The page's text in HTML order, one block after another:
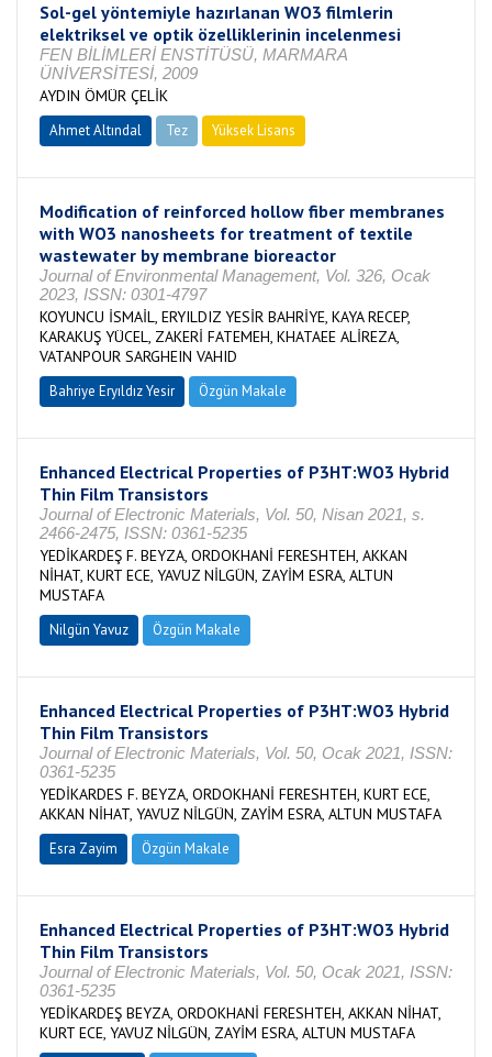
Sol-gel yöntemiyle hazırlanan WO3 filmlerin
elektriksel ve optik özelliklerinin incelenmesi
FEN BİLİMLERİ ENSTİTÜSÜ, MARMARA
ÜNİVERSİTESİ, 2009
AYDIN ÖMÜR ÇELİK
Ahmet Altındal Tez Yüksek Lisans
Modification of reinforced hollow fiber membranes
with WO3 nanosheets for treatment of textile
wastewater by membrane bioreactor
Journal of Environmental Management, Vol. 326, Ocak
2023, ISSN: 0301-4797
KOYUNCU İSMAİL, ERYILDIZ YESİR BAHRİYE, KAYA RECEP,
KARAKUŞ YÜCEL, ZAKERİ FATEMEH, KHATAEE ALİREZA,
VATANPOUR SARGHEIN VAHID
Bahriye Eryıldız Yesir Özgün Makale
Enhanced Electrical Properties of P3HT:WO3 Hybrid
Thin Film Transistors
Journal of Electronic Materials, Vol. 50, Nisan 2021, s.
2466-2475, ISSN: 0361-5235
YEDİKARDEŞ F. BEYZA, ORDOKHANİ FERESHTEH, AKKAN
NİHAT, KURT ECE, YAVUZ NİLGÜN, ZAYİM ESRA, ALTUN
MUSTAFA
Nilgün Yavuz Özgün Makale
Enhanced Electrical Properties of P3HT:WO3 Hybrid
Thin Film Transistors
Journal of Electronic Materials, Vol. 50, Ocak 2021, ISSN:
0361-5235
YEDİKARDES F. BEYZA, ORDOKHANİ FERESHTEH, KURT ECE,
AKKAN NİHAT, YAVUZ NİLGÜN, ZAYİM ESRA, ALTUN MUSTAFA
Esra Zayim Özgün Makale
Enhanced Electrical Properties of P3HT:WO3 Hybrid
Thin Film Transistors
Journal of Electronic Materials, Vol. 50, Ocak 2021, ISSN:
0361-5235
YEDİKARDEŞ BEYZA, ORDOKHANİ FERESHTEH, AKKAN NİHAT,
KURT ECE, YAVUZ NİLGÜN, ZAYİM ESRA, ALTUN MUSTAFA